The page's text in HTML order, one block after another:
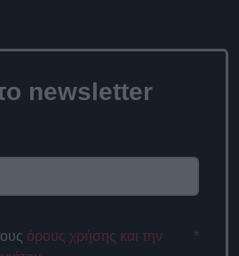
newsletter
όρους χρήσης και την
*